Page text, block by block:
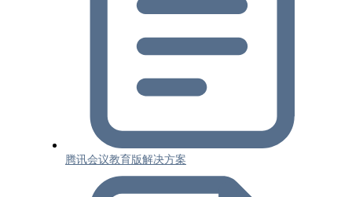
腾讯会议教育版解决方案